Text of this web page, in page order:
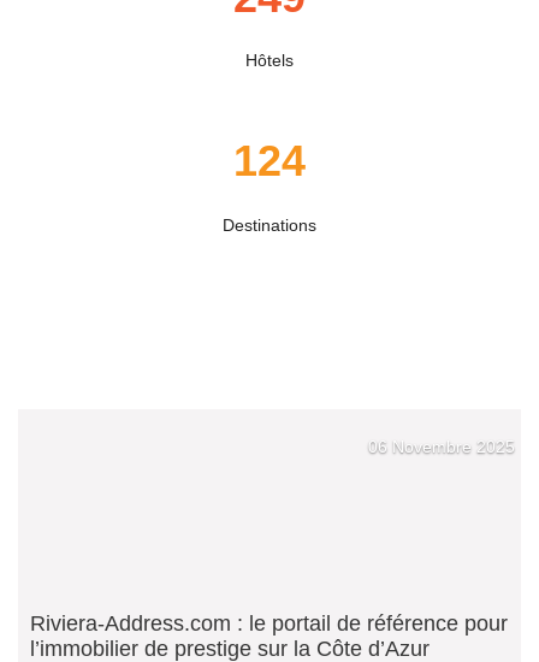
Hôtels
124
Destinations
06 Novembre 2025
Riviera-Address.com : le portail de référence pour
l’immobilier de prestige sur la Côte d’Azur